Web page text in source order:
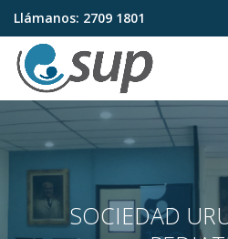
Saltar
contenido
Llámanos: 2709 1801
SOCIEDAD